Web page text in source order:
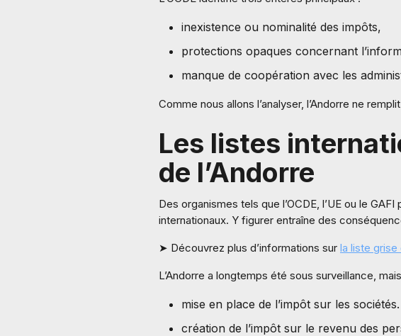
inexistence ou nominalité des impôts,
protections opaques concernant
manque de coopération avec les
Comme nous allons l’analyser, l’Andorre ne
Les listes
de l’Andorre
Des organismes tels que l’OCDE, l’UE ou le
internationaux. Y figurer entraîne des
➤ Découvrez plus d’informations sur la liste grise
L’Andorre a longtemps été sous surveillance,
mise en place de l’impôt sur les
création de l’impôt sur le revenu des